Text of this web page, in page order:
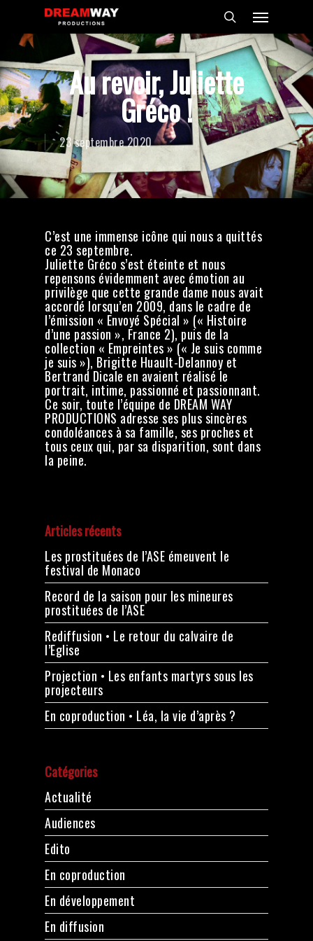
main
content
search
Menu
Au revoir, Juliette
Gréco !
23 septembre 2020
C’est une immense icône qui nous a quittés
ce 23 septembre.
Juliette Gréco s’est éteinte et nous
repensons évidemment avec émotion au
privilège que cette grande dame nous avait
accordé lorsqu’en 2009, dans le cadre de
l’émission « Envoyé Spécial » (« Histoire
d’une passion », France 2), puis de la
collection « Empreintes » (« Je suis comme
je suis »), Brigitte Huault-Delannoy et
Bertrand Dicale en avaient réalisé le
portrait, intime, passionné et passionnant.
Ce soir, toute l’équipe de DREAM WAY
PRODUCTIONS adresse ses plus sincères
condoléances à sa famille, ses proches et
tous ceux qui, par sa disparition, sont dans
la peine.
Articles récents
Les prostituées de l’ASE émeuvent le
festival de Monaco
Record de la saison pour les mineures
prostituées de l’ASE
Rediffusion • Le retour du calvaire de
l’Eglise
Projection • Les enfants martyrs sous les
projecteurs
En coproduction • Léa, la vie d’après ?
Catégories
Actualité
Audiences
Edito
En coproduction
En développement
En diffusion